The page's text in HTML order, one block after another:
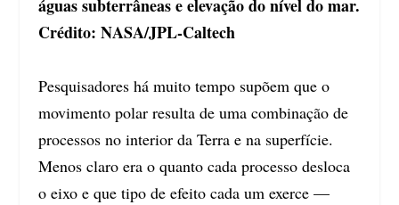
águas subterrâneas e elevação do nível do mar.
Crédito: NASA/JPL-Caltech
Pesquisadores há muito tempo supõem que o
movimento polar resulta de uma combinação de
processos no interior da Terra e na superfície.
Menos claro era o quanto cada processo desloca
o eixo e que tipo de efeito cada um exerce —